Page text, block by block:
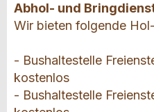
Abhol- und
Wir bieten folgende
- Bushaltestelle
kostenlos
- Bushaltestelle